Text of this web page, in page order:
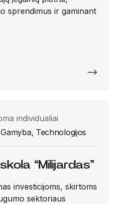
sprendimus ir gaminant
individualiai
Technologijos
“Milijardas”
investicijoms, skirtoms
sektoriaus